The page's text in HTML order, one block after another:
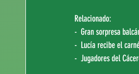
Relacionado:
-  Gran sorpresa
-  Lucía recibe el
-  Jugadores del